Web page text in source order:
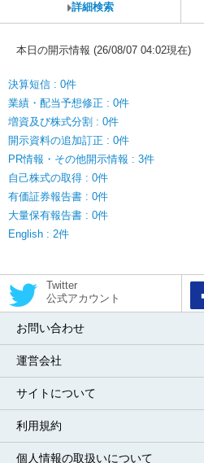
詳細検索
本日の開示情報 (26/08/07 04:02現在)
決算短信 : 0件
業績・配当予想修正 : 0件
増資及び株式分割 : 0件
開示資料の追加訂正 : 0件
PR情報・その他開示情報 : 3件
自己株式の取得 : 0件
有価証券報告書 : 0件
大量保有報告書 : 0件
English : 2件
Twitter
公式アカウント
お問い合わせ
運営会社
サイトについて
利用規約
個人情報の取扱いについて